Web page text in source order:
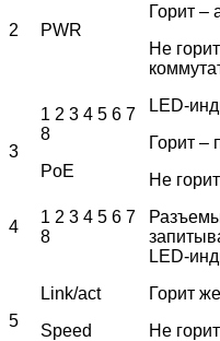
2 PWR
Горит –
Не
3
1 2 3 4 5 6 7
8
PoE
LED-
Горит –
Не
4
1 2 3 4 5 6 7
8
5
Link/act
Speed
LED-
Горит
Не